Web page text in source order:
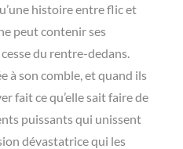
histoire entre flic et
peut contenir ses
du rentre-dedans.
à son comble, et quand ils
fait ce qu’elle sait faire de
puissants qui unissent
dévastatrice qui les